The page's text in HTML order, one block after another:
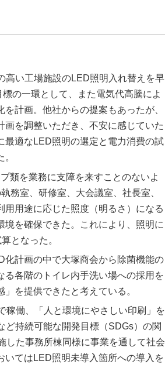
高い工場施設のLED照明入れ替えを早
の一環として、また電気代高騰によ
計画。他社からの提案もあったが、
を調整いただき、不安に感じていた
最適なLED照明の選定と電力消費の試
類を業務に支障を来すことのないよ
務室、研修室、大会議室、社長室、
用途に応じた照度（明るさ）になる
を確保できた。これにより、照明に
となった。
化計画の中で大塚商会から除菌機能の
各階のトイレ内手洗い場への採用を
を提供できたと考えている。
稼働、「人と環境にやさしい印刷」を
持続可能な開発目標（SDGs）の関
した事務所棟同様に事業を通して社会
てはLED照明未導入箇所への導入を